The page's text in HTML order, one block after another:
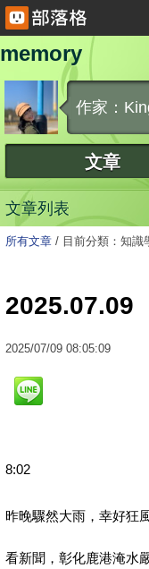
memory
作家：
文章
文章列表
所有文章 / 目前分類：知識
2025.07.09
2025/07/09 08:05:09
8:02
昨晚驟然大雨，幸好狂
看新聞，彰化鹿港淹水